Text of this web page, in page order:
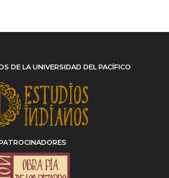
DE LA UNIVERSIDAD DEL PACÍFICO